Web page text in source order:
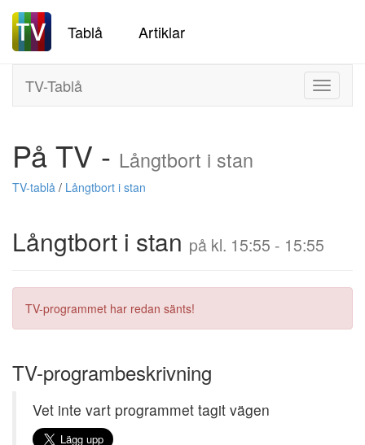
Tablå Artiklar
Toggle
TV-Tablå
På TV - Långtbort i stan
TV-tablå / Långtbort i stan
Långtbort i stan på kl. 15:55 - 15:55
TV-programmet har redan sänts!
TV-programbeskrivning
Vet inte vart programmet tagit vägen